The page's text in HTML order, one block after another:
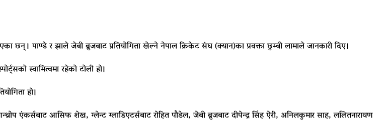
। पाण्डे र झाले जेबी ब्रुजबाट प्रतियोगिता खेल्ने नेपाल क्रिकेट संघ (क्यान)का प्रवक्ता छुम्बी लामाले जानकारी दिए।
स्वामित्वमा रहेको टोली हो।
हो।
एंकर्सबाट आसिफ शेख, ग्लेन्ट ग्लाडिएटर्सबाट रोहित पौडेल, जेबी ब्रुजबाट दीपेन्द्र सिंह ऐरी, अनिलकुमार साह, ललितनारायण